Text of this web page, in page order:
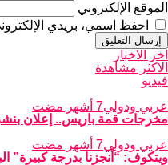
الموقع الإلكتروني
احفظ اسمي، بريدي
اخر الاخبار
الاكثر مشاهدة
فيديو
عربي ودولي7 أشهر مضت
مخرجات قمة باريس.. إعلان
عربي ودولي7 أشهر مضت
ويتكوف: “أنجزنا بدرجة كبيرة”